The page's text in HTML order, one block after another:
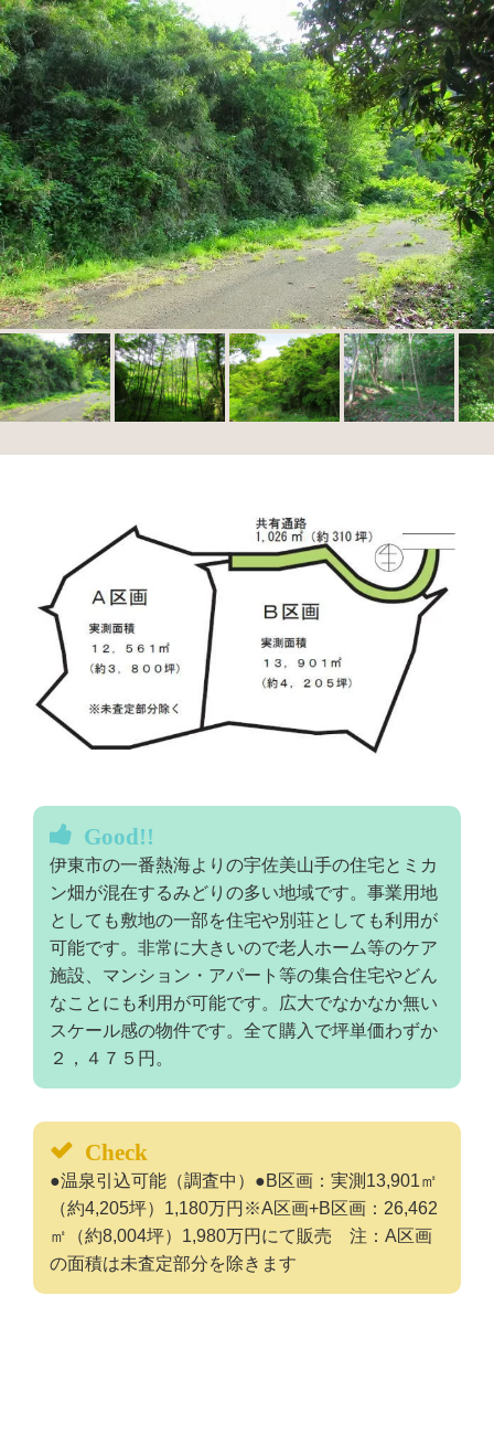
Good!!
伊東市の一番熱海よりの宇佐美山手の住宅とミカ
ン畑が混在するみどりの多い地域です。事業用地
としても敷地の一部を住宅や別荘としても利用が
可能です。非常に大きいので老人ホーム等のケア
施設、マンション・アパート等の集合住宅やどん
なことにも利用が可能です。広大でなかなか無い
スケール感の物件です。全て購入で坪単価わずか
２，４７５円。
Check
●温泉引込可能（調査中）●B区画：実測13,901㎡
（約4,205坪）1,180万円※A区画+B区画：26,462
㎡（約8,004坪）1,980万円にて販売 注：A区画
の面積は未査定部分を除きます